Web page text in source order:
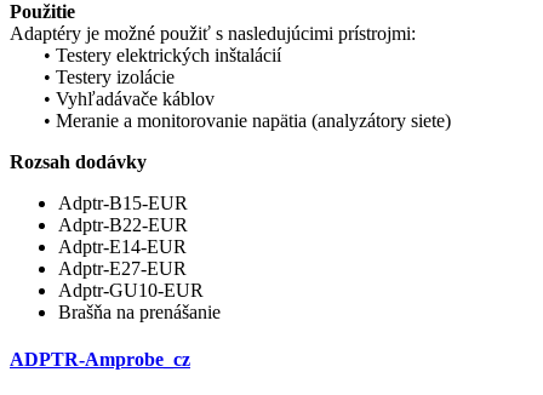
Použitie
Adaptéry je možné použiť s nasledujúcimi prístrojmi:
• Testery elektrických inštalácií
• Testery izolácie
• Vyhľadávače káblov
• Meranie a monitorovanie napätia (analyzátory siete)
Rozsah dodávky
Adptr-B15-EUR
Adptr-B22-EUR
Adptr-E14-EUR
Adptr-E27-EUR
Adptr-GU10-EUR
Brašňa na prenášanie
ADPTR-Amprobe_cz